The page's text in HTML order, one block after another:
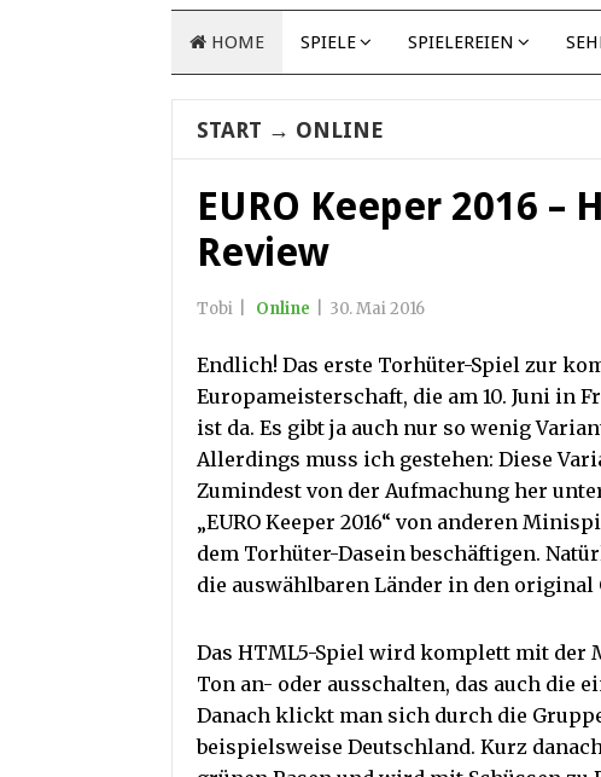
HOME SPIELE SPIELEREIEN
START → ONLINE
EURO Keeper 2016 –
Review
Tobi Online 30. Mai 2016
Endlich! Das erste Torhüter-Spiel zur
Europameisterschaft, die am 10. Juni in
ist da. Es gibt ja auch nur so wenig
Allerdings muss ich gestehen: Diese
Zumindest von der Aufmachung her
„EURO Keeper 2016“ von anderen
dem Torhüter-Dasein beschäftigen.
die auswählbaren Länder in den original
Das HTML5-Spiel wird komplett mit der
Ton an- oder ausschalten, das auch die
Danach klickt man sich durch die
beispielsweise Deutschland. Kurz